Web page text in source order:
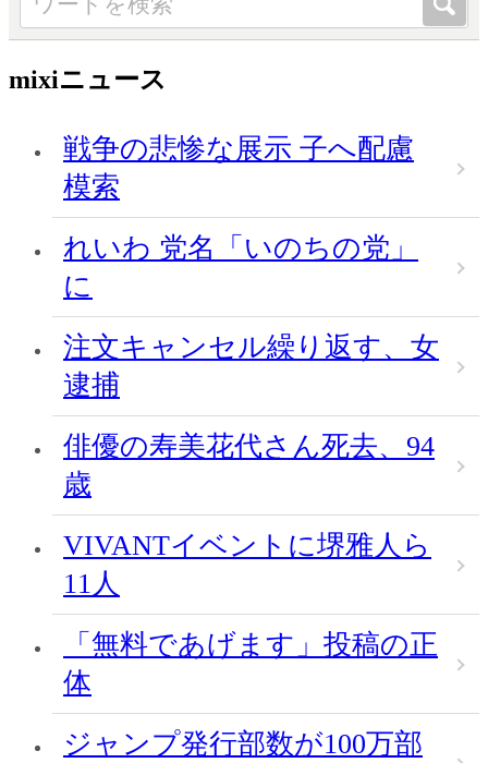
mixiニュース
戦争の悲惨な展示 子へ配慮
模索
れいわ 党名「いのちの党」
に
注文キャンセル繰り返す、女
逮捕
俳優の寿美花代さん死去、94
歳
VIVANTイベントに堺雅人ら
11人
「無料であげます」投稿の正
体
ジャンプ発行部数が100万部